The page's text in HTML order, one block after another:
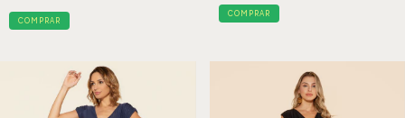
COMPRAR
COMPRAR